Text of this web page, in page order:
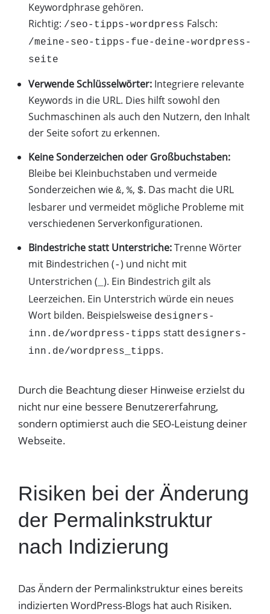
Keywordphrase gehören.
Richtig: /seo-tipps-wordpress Falsch:
/meine-seo-tipps-fue-deine-wordpress-
seite
Verwende Schlüsselwörter: Integriere relevante
Keywords in die URL. Dies hilft sowohl den
Suchmaschinen als auch den Nutzern, den Inhalt
der Seite sofort zu erkennen.
Keine Sonderzeichen oder Großbuchstaben:
Bleibe bei Kleinbuchstaben und vermeide
Sonderzeichen wie &, %, $. Das macht die URL
lesbarer und vermeidet mögliche Probleme mit
verschiedenen Serverkonfigurationen.
Bindestriche statt Unterstriche:Trenne Wörter
mit Bindestrichen (-) und nicht mit
Unterstrichen ( ). Ein Bindestrich gilt als
Leerzeichen. Ein Unterstrich würde ein neues
Wort bilden. Beispielsweise designers-
inn.de/wordpress-tipps statt designers-
inn.de/wordpress_tipps.
Durch die Beachtung dieser Hinweise erzielst du
nicht nur eine bessere Benutzererfahrung,
sondern optimierst auch die SEO-Leistung deiner
Webseite.
Risiken bei der Änderung
der Permalinkstruktur
nach Indizierung
Das Ändern der Permalinkstruktur eines bereits
indizierten WordPress-Blogs hat auch Risiken.